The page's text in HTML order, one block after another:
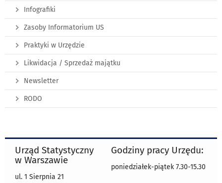
Infografiki
Zasoby Informatorium US
Praktyki w Urzędzie
Likwidacja / Sprzedaż majątku
Newsletter
RODO
Urząd Statystyczny
w Warszawie
ul. 1 Sierpnia 21
Godziny pracy Urzędu:
poniedziałek-piątek 7.30-15.30